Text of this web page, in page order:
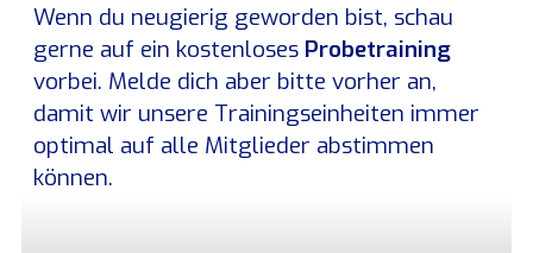
Wenn du neugierig geworden bist, schau
gerne auf ein kostenloses Probetraining
vorbei. Melde dich aber bitte vorher an,
damit wir unsere Trainingseinheiten immer
optimal auf alle Mitglieder abstimmen
können.